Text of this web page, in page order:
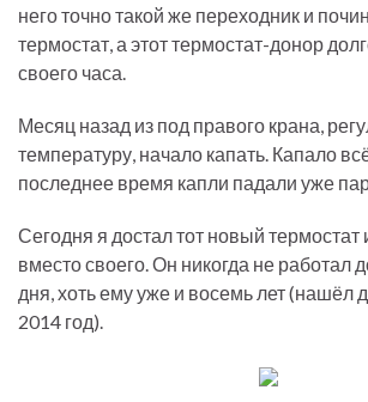
него точно такой же переходник и
термостат, а этот термостат-донор
своего часа.
Месяц назад из под правого крана,
температуру, начало капать. Капало
последнее время капли падали уже
Сегодня я достал тот новый термостат
вместо своего. Он никогда не работал
дня, хоть ему уже и восемь лет (нашёл
2014 год).